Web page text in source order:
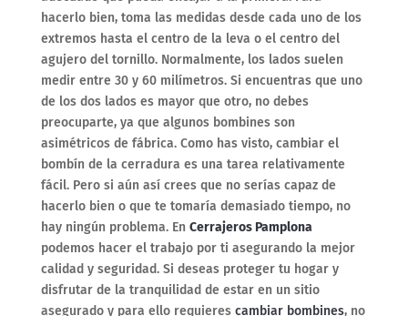
hacerlo bien, toma las medidas desde cada uno de los
extremos hasta el centro de la leva o el centro del
agujero del tornillo. Normalmente, los lados suelen
medir entre 30 y 60 milímetros. Si encuentras que uno
de los dos lados es mayor que otro, no debes
preocuparte, ya que algunos bombines son
asimétricos de fábrica. Como has visto, cambiar el
bombín de la cerradura es una tarea relativamente
fácil. Pero si aún así crees que no serías capaz de
hacerlo bien o que te tomaría demasiado tiempo, no
hay ningún problema. En Cerrajeros Pamplona
podemos hacer el trabajo por ti asegurando la mejor
calidad y seguridad. Si deseas proteger tu hogar y
disfrutar de la tranquilidad de estar en un sitio
asegurado y para ello requieres cambiar bombines, no